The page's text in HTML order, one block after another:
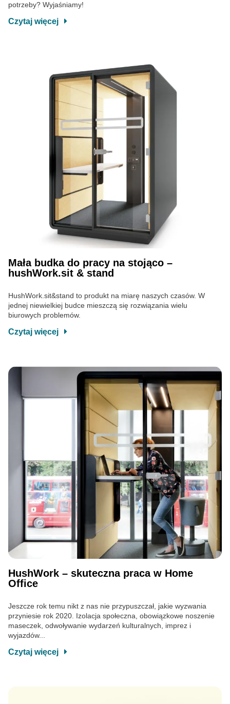
potrzeby? Wyjaśniamy!
Czytaj więcej
Mała budka do pracy na stojąco –
hushWork.sit & stand
HushWork.sit&stand to produkt na miarę naszych czasów. W
jednej niewielkiej budce mieszczą się rozwiązania wielu
biurowych problemów.
Czytaj więcej
HushWork – skuteczna praca w Home
Office
Jeszcze rok temu nikt z nas nie przypuszczał, jakie wyzwania
przyniesie rok 2020. Izolacja społeczna, obowiązkowe noszenie
maseczek, odwoływanie wydarzeń kulturalnych, imprez i
wyjazdów...
Czytaj więcej